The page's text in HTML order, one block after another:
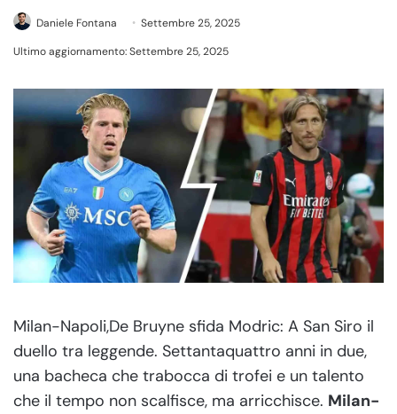
Daniele Fontana
Settembre 25, 2025
Ultimo aggiornamento: Settembre 25, 2025
Milan-Napoli,De Bruyne sfida Modric: A San Siro il
duello tra leggende. Settantaquattro anni in due,
una bacheca che trabocca di trofei e un talento
che il tempo non scalfisce, ma arricchisce. Milan-